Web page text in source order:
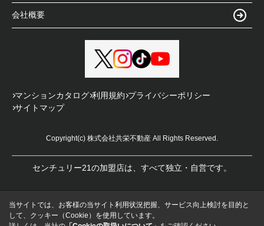
会社概要
マンションカタログ 利用規約 プライバシーポリシー
サイトマップ
Copyright(c) 株式会社共栄不動産 All Rights Reserved.
センチュリー21の加盟店は、すべて独立・自営です。
当サイトでは、お客様の当サイト利用状況把握、サービス向上検討を目的と
して、クッキー（Cookie）を使用しています。